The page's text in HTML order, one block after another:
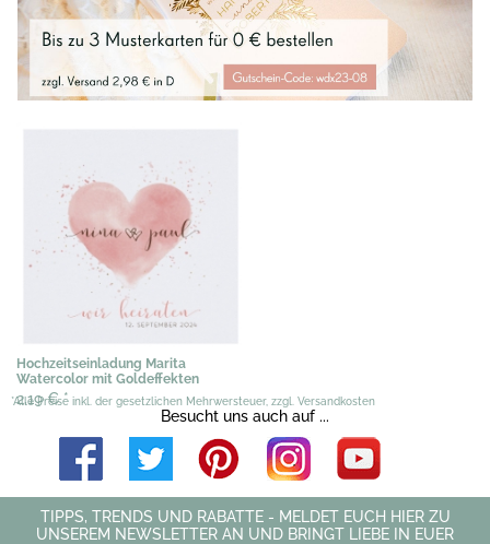
Hochzeitseinladung Marita
Watercolor mit Goldeffekten
2,19 €*
*Alle Preise inkl. der gesetzlichen Mehrwersteuer, zzgl. Versandkosten
Besucht uns auch auf ...
TIPPS, TRENDS UND RABATTE - MELDET EUCH HIER ZU
UNSEREM NEWSLETTER AN UND BRINGT LIEBE IN EUER